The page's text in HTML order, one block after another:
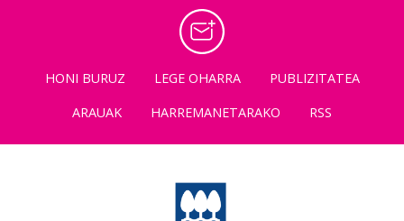
HONI BURUZ LEGE OHARRA
PUBLIZITATEA
ARAUAK
HARREMANETARAKO RSS